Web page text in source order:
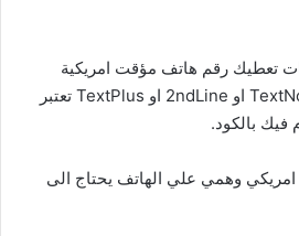
تعطيك رقم هاتف مؤقت امريكية
للتلفون الخاص بك هي TextNow او 2ndLine او TextPlus تعتبر
بالكود.
وهمي علي الهاتف يحتاج الى